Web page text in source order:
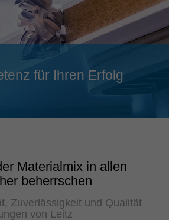
français
für Ihren Erfolg
Materialmix in allen
beherrschen
Zuverlässigkeit und Qualität
von Leitz